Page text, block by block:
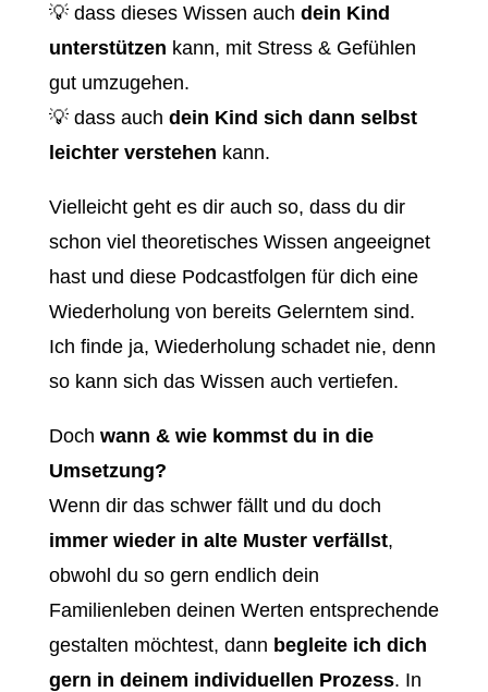
💡 dass dieses Wissen auch dein Kind
unterstützen kann, mit Stress & Gefühlen
gut umzugehen.
💡 dass auch dein Kind sich dann selbst
leichter verstehen kann.
Vielleicht geht es dir auch so, dass du dir
schon viel theoretisches Wissen angeeignet
hast und diese Podcastfolgen für dich eine
Wiederholung von bereits Gelerntem sind.
Ich finde ja, Wiederholung schadet nie, denn
so kann sich das Wissen auch vertiefen.
Doch wann & wie kommst du in die
Umsetzung?
Wenn dir das schwer fällt und du doch
immer wieder in alte Muster verfällst,
obwohl du so gern endlich dein
Familienleben deinen Werten entsprechende
gestalten möchtest, dann begleite ich dich
gern in deinem individuellen Prozess. In